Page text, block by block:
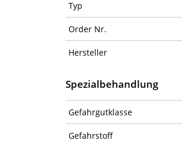
Typ
Order Nr.
Hersteller
Spezialbehandlung
Gefahrgutklasse
Gefahrstoff